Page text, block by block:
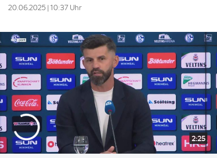
20.06.2025 | 10:37 Uhr
2:25